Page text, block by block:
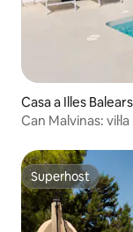
Casa a Illes Balears
Can Malvinas:
Superhost
Superhost